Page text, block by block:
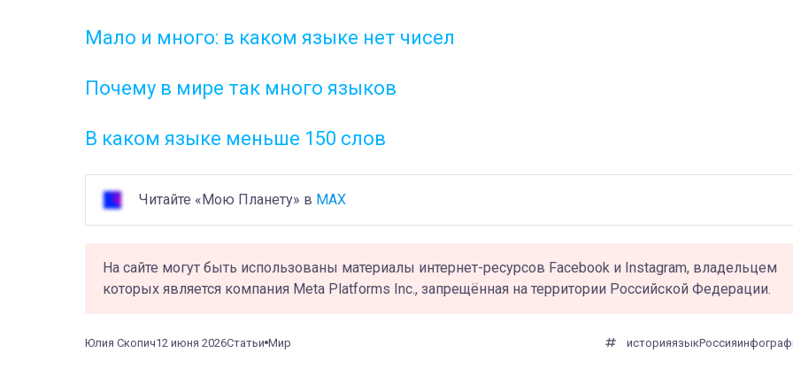
Мало и много: в каком языке нет чисел
Почему в мире так много языков
В каком языке меньше 150 слов
Читайте «Мою Планету» в MAX
На сайте могут быть использованы материалы интернет-ресурсов Facebook и Instagram, владельцем
которых является компания Meta Platforms Inc., запрещённая на территории Российской Федерации.
Юлия Скопич12 июня 2026Статьи Мир историяязыкРоссия